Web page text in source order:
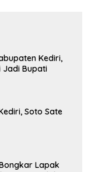
Kediri,
Jadi Bupati
Soto Sate
Lapak